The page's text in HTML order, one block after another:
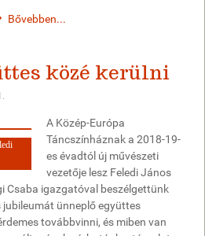
Bővebben...
közé kerülni
A Közép-Európa
Táncszínháznak a 2018-19-
es évadtól új művészeti
vezetője lesz Feledi János
Csaba igazgatóval beszélgettünk
jubileumát ünneplő együttes
továbbvinni, és miben van